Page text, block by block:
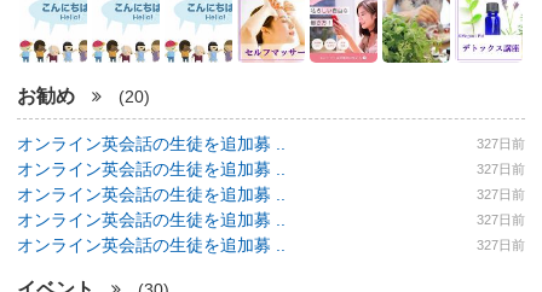
お勧め (20)
オンライン英会話の生徒を追加募 .. 327日前
オンライン英会話の生徒を追加募 .. 327日前
オンライン英会話の生徒を追加募 .. 327日前
オンライン英会話の生徒を追加募 .. 327日前
オンライン英会話の生徒を追加募 .. 327日前